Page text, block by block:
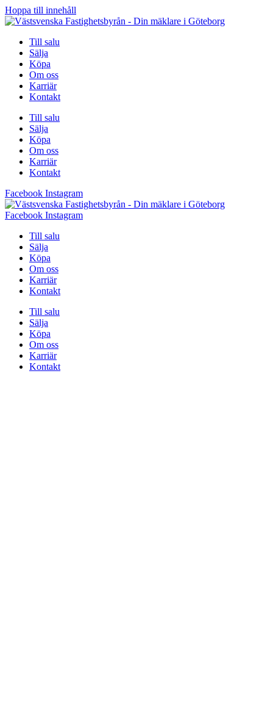
Hoppa till innehåll
Till salu
Sälja
Köpa
Om oss
Karriär
Kontakt
Till salu
Sälja
Köpa
Om oss
Karriär
Kontakt
Facebook Instagram
Facebook Instagram
Till salu
Sälja
Köpa
Om oss
Karriär
Kontakt
Till salu
Sälja
Köpa
Om oss
Karriär
Kontakt